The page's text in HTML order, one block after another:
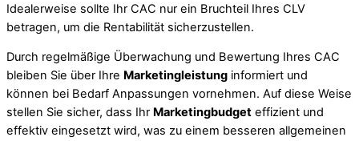
Idealerweise sollte Ihr CAC nur ein Bruchteil Ihres CLV
betragen, um die Rentabilität sicherzustellen.
Durch regelmäßige Überwachung und Bewertung Ihres CAC
bleiben Sie über Ihre Marketingleistung informiert und
können bei Bedarf Anpassungen vornehmen. Auf diese Weise
stellen Sie sicher, dass Ihr Marketingbudget effizient und
effektiv eingesetzt wird, was zu einem besseren allgemeinen